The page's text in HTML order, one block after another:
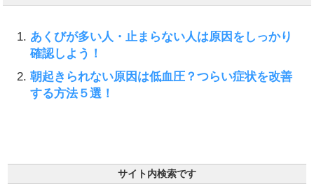
あくびが多い人・止まらない人は原因をしっかり
確認しよう！
朝起きられない原因は低血圧？つらい症状を改善
する方法５選！
サイト内検索です